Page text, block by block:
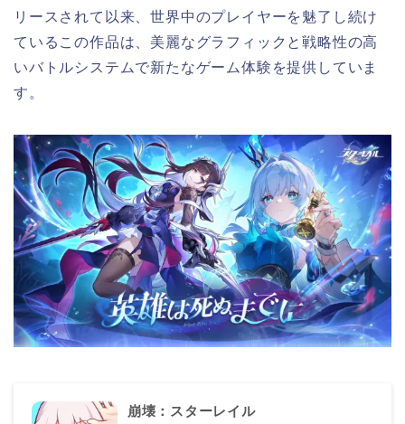
リースされて以来、世界中のプレイヤーを魅了し続け
ているこの作品は、美麗なグラフィックと戦略性の高
いバトルシステムで新たなゲーム体験を提供していま
す。
崩壊：スターレイル